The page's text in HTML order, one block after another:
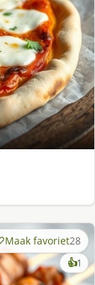
Maak favoriet28
👍1